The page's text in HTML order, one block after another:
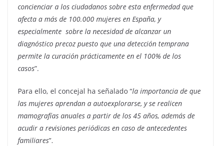
concienciar a los ciudadanos sobre esta enfermedad que
afecta a más de 100.000 mujeres en España, y
especialmente sobre la necesidad de alcanzar un
diagnóstico precoz puesto que una detección temprana
permite la curación prácticamente en el 100% de los
casos”.
Para ello, el concejal ha señalado “la importancia de que
las mujeres aprendan a autoexplorarse, y se realicen
mamografías anuales a partir de los 45 años, además de
acudir a revisiones periódicas en caso de antecedentes
familiares”.